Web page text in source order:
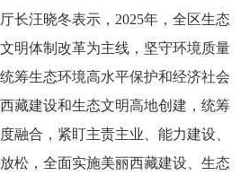
长汪晓冬表示，2025年，全区生态
明体制改革为主线，坚守环境质量
筹生态环境高水平保护和经济社会
藏建设和生态文明高地创建，统筹
融合，紧盯主责主业、能力建设、
松，全面实施美丽西藏建设、生态